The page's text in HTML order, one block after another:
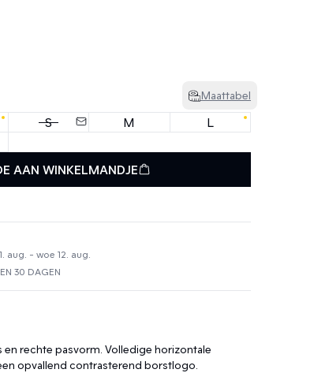
Maattabel
S M
L
AAN WINKELMANDJE
aug. - woe 12. aug.
30 DAGEN
rechte pasvorm. Volledige horizontale
opvallend contrasterend borstlogo.